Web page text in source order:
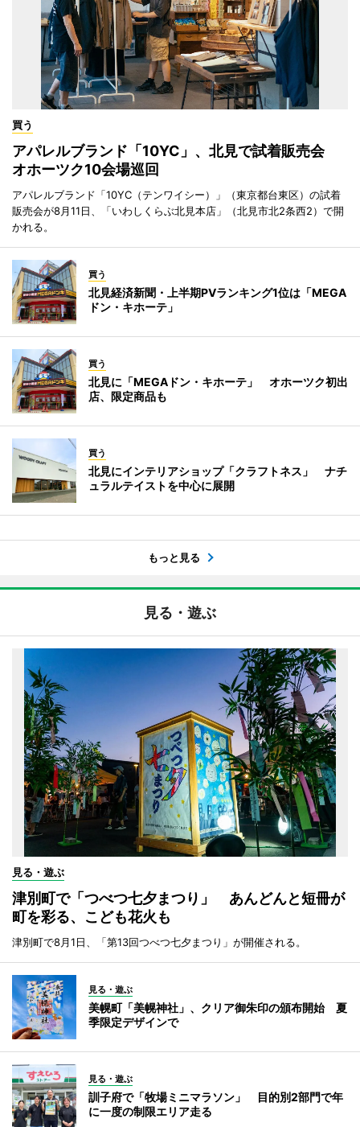
買う
アパレルブランド「10YC」、北見で試着販売会
オホーツク10会場巡回
アパレルブランド「10YC（テンワイシー）」（東京都台東区）の試着
販売会が8月11日、「いわしくらぶ北見本店」（北見市北2条西2）で開
かれる。
買う
北見経済新聞・上半期PVランキング1位は「MEGA
ドン・キホーテ」
買う
北見に「MEGAドン・キホーテ」 オホーツク初出
店、限定商品も
買う
北見にインテリアショップ「クラフトネス」 ナチ
ュラルテイストを中心に展開
もっと見る
見る・遊ぶ
見る・遊ぶ
津別町で「つべつ七夕まつり」 あんどんと短冊が
町を彩る、こども花火も
津別町で8月1日、「第13回つべつ七夕まつり」が開催される。
見る・遊ぶ
美幌町「美幌神社」、クリア御朱印の頒布開始 夏
季限定デザインで
見る・遊ぶ
訓子府で「牧場ミニマラソン」 目的別2部門で年
に一度の制限エリア走る